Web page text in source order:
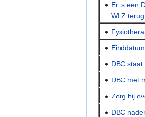
Er is een
WLZ
DBC
DBC met
Zorg bij
DBC